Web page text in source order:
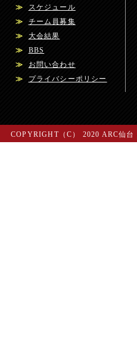
≫
スケジュール
≫
チーム員募集
≫
大会結果
≫
BBS
≫
お問い合わせ
≫
プライバシーポリシー
COPYRIGHT（C） 2020 ARC仙